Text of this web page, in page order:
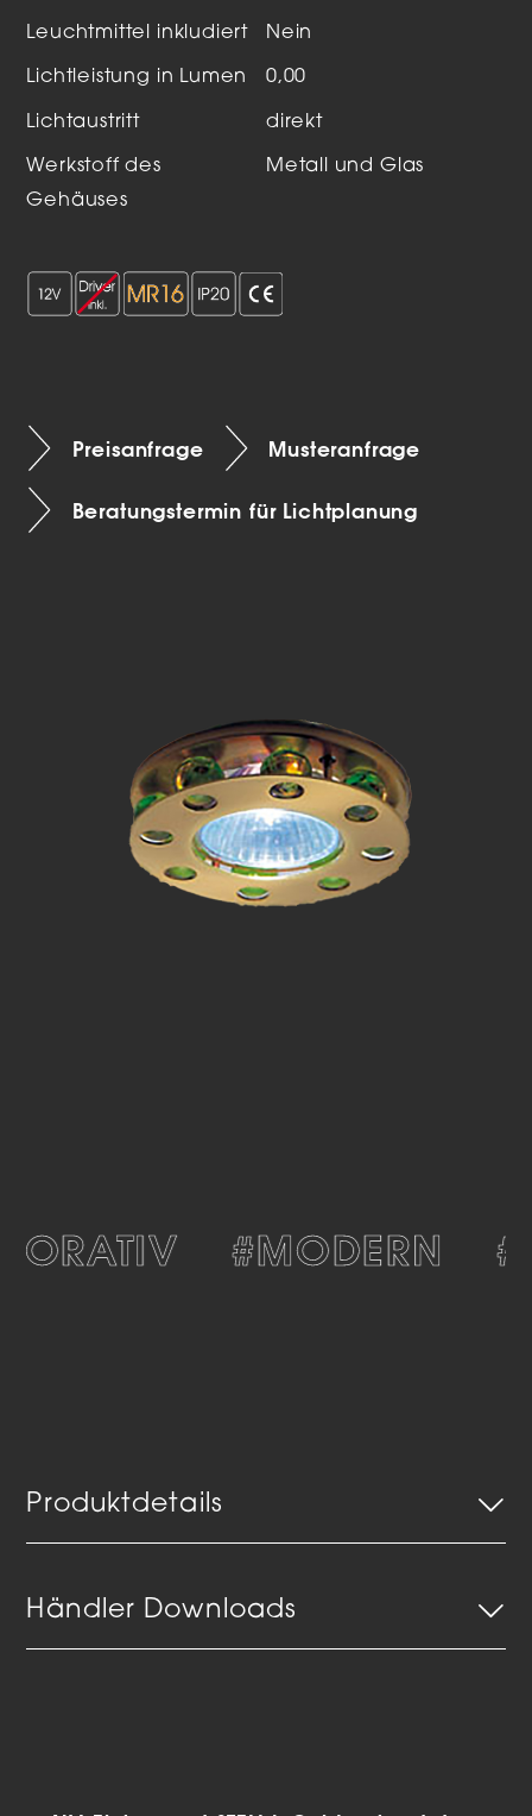
Leuchtmittel inkludiert Nein
Lichtleistung in Lumen 0,00
Lichtaustritt direkt
Werkstoff des
Gehäuses
Metall und Glas
Preisanfrage Musteranfrage
Beratungstermin für Lichtplanung
#MODERN
Produktdetails
Händler Downloads